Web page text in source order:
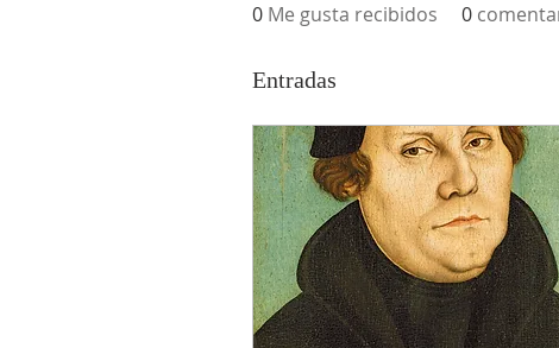
0 Me gusta recibidos 0
Entradas